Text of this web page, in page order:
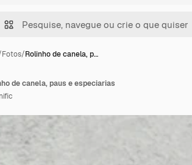
Fotos/Rolinho de canela, p…
de canela, paus e especiarias